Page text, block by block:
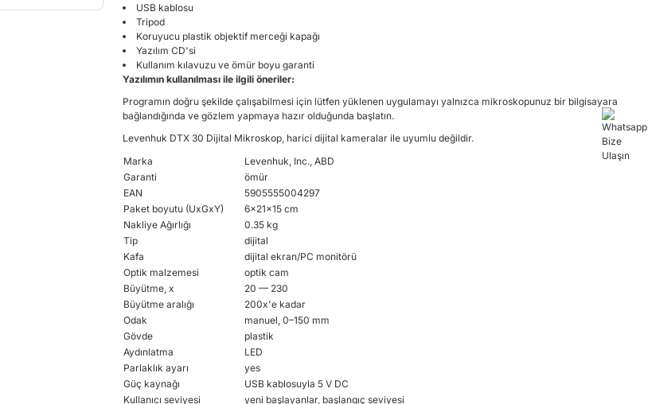
USB kablosu
Tripod
Koruyucu plastik objektif merceği kapağı
Yazılım CD'si
Kullanım kılavuzu ve ömür boyu garanti
Yazılımın kullanılması ile ilgili öneriler:
Programın doğru şekilde çalışabilmesi için lütfen yüklenen uygulamayı yalnızca mikroskopunuz bir bilgisayara
bağlandığında ve gözlem yapmaya hazır olduğunda başlatın.
Levenhuk DTX 30 Dijital Mikroskop, harici dijital kameralar ile uyumlu değildir.
Marka
Levenhuk, Inc., ABD
Garanti
ömür
EAN
5905555004297
Paket boyutu (UxGxY)
6x21x15 cm
Nakliye Ağırlığı
0.35 kg
Tip
dijital
Kafa
dijital ekran/PC monitörü
Optik malzemesi
optik cam
Büyütme, x
20 — 230
Büyütme aralığı
200x'e kadar
Odak
manuel, 0–150 mm
Gövde
plastik
Aydınlatma
LED
Parlaklık ayarı
yes
Güç kaynağı
USB kablosuyla 5 V DC
Kullanıcı seviyesi
yeni başlayanlar, başlangıç seviyesi